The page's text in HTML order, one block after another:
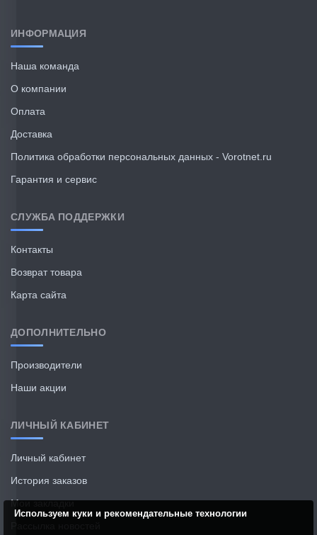
ИНФОРМАЦИЯ
Наша команда
О компании
Оплата
Доставка
Политика обработки персональных данных - Vorotnet.ru
Гарантия и сервис
СЛУЖБА ПОДДЕРЖКИ
Контакты
Возврат товара
Карта сайта
ДОПОЛНИТЕЛЬНО
Производители
Наши акции
ЛИЧНЫЙ КАБИНЕТ
Личный кабинет
История заказов
Мои закладки
Используем куки и рекомендательные технологии